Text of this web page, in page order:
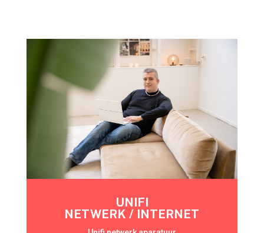
UNIFI
NETWERK / INTERNET